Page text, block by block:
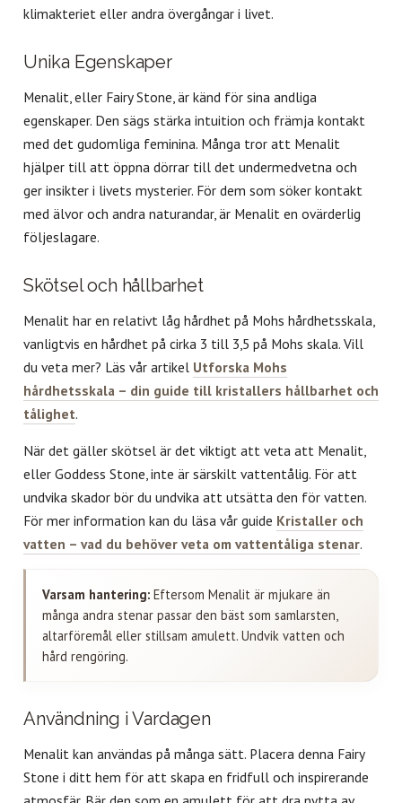
klimakteriet eller andra övergångar i livet.
Unika Egenskaper
Menalit, eller Fairy Stone, är känd för sina andliga
egenskaper. Den sägs stärka intuition och främja kontakt
med det gudomliga feminina. Många tror att Menalit
hjälper till att öppna dörrar till det undermedvetna och
ger insikter i livets mysterier. För dem som söker kontakt
med älvor och andra naturandar, är Menalit en ovärderlig
följeslagare.
Skötsel och hållbarhet
Menalit har en relativt låg hårdhet på Mohs hårdhetsskala,
vanligtvis en hårdhet på cirka 3 till 3,5 på Mohs skala. Vill
du veta mer? Läs vår artikel Utforska Mohs
hårdhetsskala – din guide till kristallers hållbarhet och
tålighet.
När det gäller skötsel är det viktigt att veta att Menalit,
eller Goddess Stone, inte är särskilt vattentålig. För att
undvika skador bör du undvika att utsätta den för vatten.
För mer information kan du läsa vår guide Kristaller och
vatten – vad du behöver veta om vattentåliga stenar.
Varsam hantering: Eftersom Menalit är mjukare än
många andra stenar passar den bäst som samlarsten,
altarföremål eller stillsam amulett. Undvik vatten och
hård rengöring.
Användning i Vardagen
Menalit kan användas på många sätt. Placera denna Fairy
Stone i ditt hem för att skapa en fridfull och inspirerande